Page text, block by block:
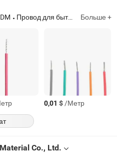
Провод для бытовой техники; Коаксиальный кабель; Автомобильный кабель; Чулок Больше +
0,01 $/Метр
Co., Ltd.